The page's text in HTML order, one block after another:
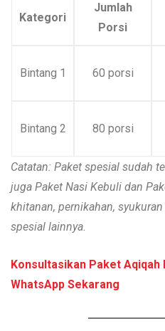
Kategori
Jumlah
Porsi
Bintang 1 60 porsi
Bintang 2 80 porsi
Catatan: Paket spesial sudah
juga Paket Nasi Kebuli dan
khitanan, pernikahan,
spesial lainnya.
Konsultasikan Paket Aqiqah
WhatsApp Sekarang